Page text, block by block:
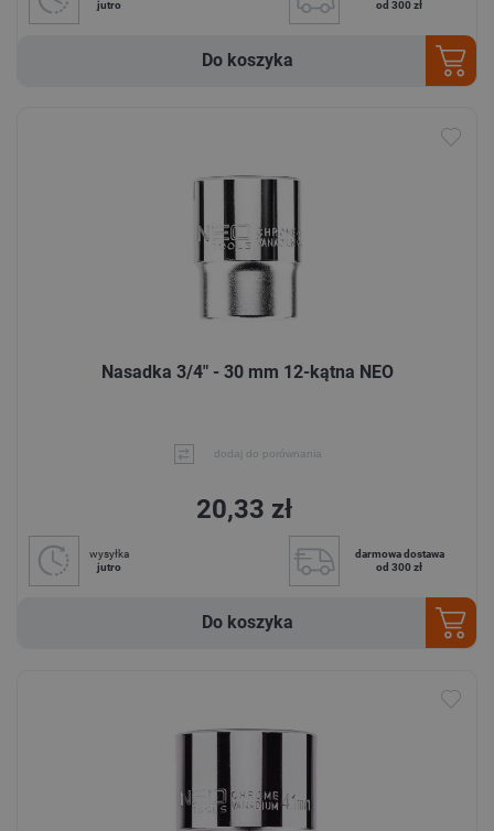
jutro od 300 zł
Do koszyka
Nasadka 3/4" - 30 mm 12-kątna NEO
dodaj do porównania
20,33 zł
wysyłka
jutro
darmowa dostawa
od 300 zł
Do koszyka